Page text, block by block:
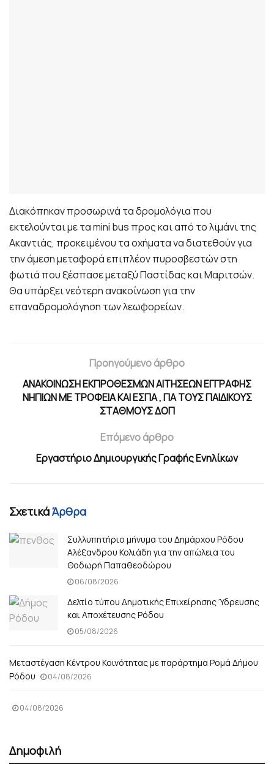
Διακόπηκαν προσωρινά τα δρομολόγια που
εκτελούνται με τα mini bus προς και από το λιμάνι της
Ακαντιάς, προκειμένου τα οχήματα να διατεθούν για
την άμεση μεταφορά επιπλέον πυροσβεστών στη
φωτιά που ξέσπασε μεταξύ Παστίδας και Μαριτσών.
Θα υπάρξει νεότερη ανακοίνωση για την
επαναδρομολόγηση των λεωφορείων.
Προηγούμενο άρθρο
ΑΝΑΚΟΙΝΩΣΗ ΕΚΠΡΟΘΕΣΜΩΝ ΑΙΤΗΣΕΩΝ ΕΓΓΡΑΦΗΣ
ΝΗΠΙΩΝ ΜΕ ΤΡΟΦΕΙΑ ΚΑΙ ΕΣΠΑ , ΓΙΑ ΤΟΥΣ ΠΑΙΔΙΚΟΥΣ
ΣΤΑΘΜΟΥΣ ΔΟΠ
Επόμενο άρθρο
Εργαστήριο Δημιουργικής Γραφής Ενηλίκων
ΣχετικάΆρθρα
Συλλυπητήριο μήνυμα του Δημάρχου Ρόδου
Αλέξανδρου Κολιάδη για την απώλεια του
Θοδωρή Παπαθεοδώρου
06/08/2026
Δελτίο τύπου Δημοτικής Επιχείρησης Ύδρευσης
και Αποχέτευσης Ρόδου
05/08/2026
Μεταστέγαση Κέντρου Κοινότητας με παράρτημα Ρομά Δήμου
Ρόδου
04/08/2026
04/08/2026
Δημοφιλή